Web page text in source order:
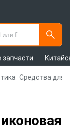
запчасти
Средства для